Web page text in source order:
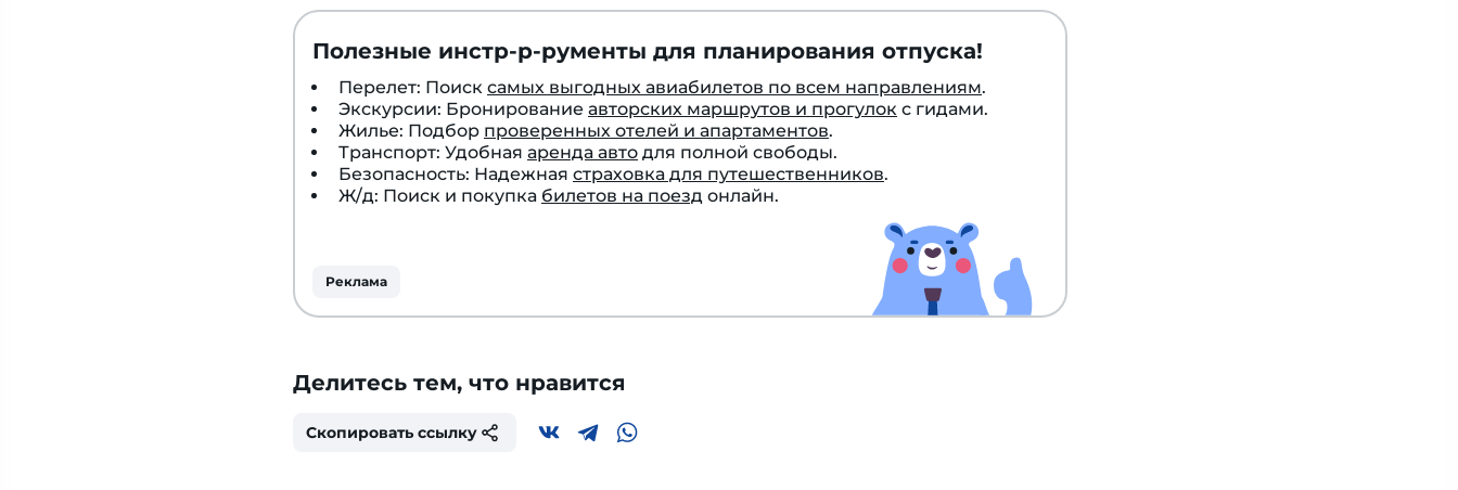
Полезные инстр-р-рументы для планирования отпуска!
Перелет: Поиск самых выгодных авиабилетов по всем направлениям.
Экскурсии: Бронирование авторских маршрутов и прогулок с гидами.
Жилье: Подбор проверенных отелей и апартаментов.
Транспорт: Удобная аренда авто для полной свободы.
Безопасность: Надежная страховка для путешественников.
Ж/д: Поиск и покупка билетов на поезд онлайн.
Реклама
Делитесь тем, что нравится
Скопировать ссылку